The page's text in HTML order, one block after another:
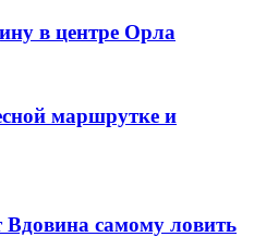
в центре Орла
маршрутке и
самому ловить